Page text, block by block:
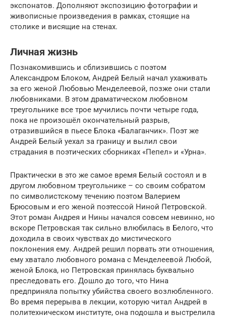
экспонатов. Дополняют экспозицию фотографии и
живописные произведения в рамках, стоящие на
столике и висящие на стенах.
Личная жизнь
Познакомившись и сблизившись с поэтом
Александром Блоком, Андрей Белый начал ухаживать
за его женой Любовью Менделеевой, позже они стали
любовниками. В этом драматическом любовном
треугольнике все трое мучились почти четыре года,
пока не произошёл окончательный разрыв,
отразившийся в пьесе Блока «Балаганчик». Поэт же
Андрей Белый уехал за границу и вылил свои
страдания в поэтических сборниках «Пепел» и «Урна».
Практически в это же самое время Белый состоял и в
другом любовном треугольнике – со своим собратом
по символистскому течению поэтом Валерием
Брюсовым и его женой поэтессой Ниной Петровской.
Этот роман Андрея и Нины начался совсем невинно, но
вскоре Петровская так сильно влюбилась в Белого, что
доходила в своих чувствах до мистического
поклонения ему. Андрей решил порвать эти отношения,
ему хватало любовного романа с Менделеевой Любой,
женой Блока, но Петровская принялась буквально
преследовать его. Дошло до того, что Нина
предприняла попытку убийства своего возлюбленного.
Во время перерыва в лекции, которую читал Андрей в
политехническом институте, она подошла и выстрелила